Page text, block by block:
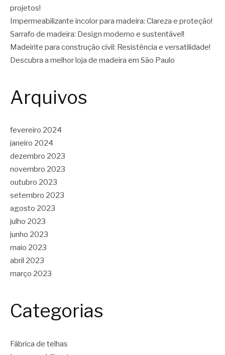
projetos!
Impermeabilizante incolor para madeira: Clareza e proteção!
Sarrafo de madeira: Design moderno e sustentável!
Madeirite para construção civil: Resistência e versatilidade!
Descubra a melhor loja de madeira em São Paulo
Arquivos
fevereiro 2024
janeiro 2024
dezembro 2023
novembro 2023
outubro 2023
setembro 2023
agosto 2023
julho 2023
junho 2023
maio 2023
abril 2023
março 2023
Categorias
Fábrica de telhas